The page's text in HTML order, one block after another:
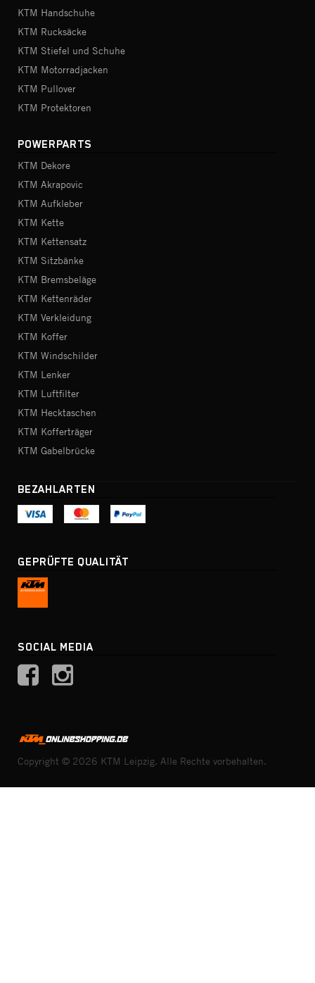
KTM Handschuhe
KTM Rucksäcke
KTM Stiefel und Schuhe
KTM Motorradjacken
KTM Pullover
KTM Protektoren
POWERPARTS
KTM Dekore
KTM Akrapovic
KTM Aufkleber
KTM Kette
KTM Kettensatz
KTM Sitzbänke
KTM Bremsbeläge
KTM Kettenräder
KTM Verkleidung
KTM Koffer
KTM Windschilder
KTM Lenker
KTM Luftfilter
KTM Hecktaschen
KTM Kofferträger
KTM Gabelbrücke
BEZAHLARTEN
GEPRÜFTE QUALITÄT
SOCIAL MEDIA
Copyright © 2026 KTM Leipzig. Alle Rechte vorbehalten.